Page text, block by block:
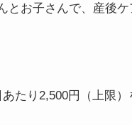
とお子さんで、産後
たり2,500円（上限